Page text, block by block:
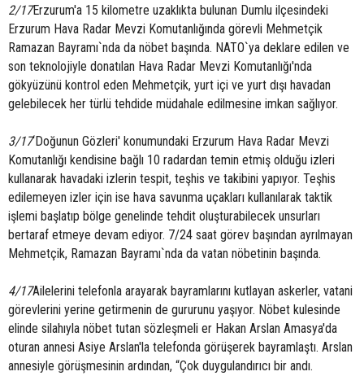
2/17Erzurum'a 15 kilometre uzaklıkta bulunan Dumlu ilçesindeki
Erzurum Hava Radar Mevzi Komutanlığında görevli Mehmetçik
Ramazan Bayramı`nda da nöbet başında. NATO`ya deklare edilen ve
son teknolojiyle donatılan Hava Radar Mevzi Komutanlığı'nda
gökyüzünü kontrol eden Mehmetçik, yurt içi ve yurt dışı havadan
gelebilecek her türlü tehdide müdahale edilmesine imkan sağlıyor.
3/17‘Doğunun Gözleri' konumundaki Erzurum Hava Radar Mevzi
Komutanlığı kendisine bağlı 10 radardan temin etmiş olduğu izleri
kullanarak havadaki izlerin tespit, teşhis ve takibini yapıyor. Teşhis
edilemeyen izler için ise hava savunma uçakları kullanılarak taktik
işlemi başlatıp bölge genelinde tehdit oluşturabilecek unsurları
bertaraf etmeye devam ediyor. 7/24 saat görev başından ayrılmayan
Mehmetçik, Ramazan Bayramı`nda da vatan nöbetinin başında.
4/17Ailelerini telefonla arayarak bayramlarını kutlayan askerler, vatani
görevlerini yerine getirmenin de gururunu yaşıyor. Nöbet kulesinde
elinde silahıyla nöbet tutan sözleşmeli er Hakan Arslan Amasya'da
oturan annesi Asiye Arslan'la telefonda görüşerek bayramlaştı. Arslan
annesiyle görüşmesinin ardından, “Çok duygulandırıcı bir andı.